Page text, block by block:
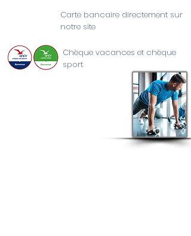
Carte bancaire directement sur
notre site
Chèque vacances et chèque
sport